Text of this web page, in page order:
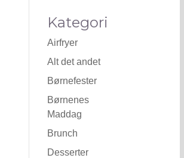
Kategori
Airfryer
Alt det andet
Børnefester
Børnenes
Maddag
Brunch
Desserter